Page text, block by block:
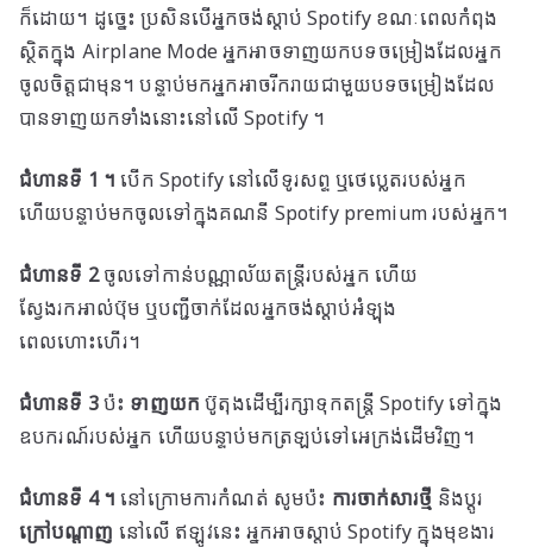
ក៏ដោយ។ ដូច្នេះ ប្រសិនបើអ្នកចង់ស្តាប់ Spotify ខណៈពេលកំពុង
ស្ថិតក្នុង Airplane Mode អ្នកអាចទាញយកបទចម្រៀងដែលអ្នក
ចូលចិត្តជាមុន។ បន្ទាប់មកអ្នកអាចរីករាយជាមួយបទចម្រៀងដែល
បានទាញយកទាំងនោះនៅលើ Spotify ។
ជំហានទី 1 ។ បើក Spotify នៅលើទូរសព្ទ ឬថេប្លេតរបស់អ្នក
ហើយបន្ទាប់មកចូលទៅក្នុងគណនី Spotify premium របស់អ្នក។
ជំហានទី 2ចូលទៅកាន់បណ្ណាល័យតន្ត្រីរបស់អ្នក ហើយ
ស្វែងរកអាល់ប៊ុម ឬបញ្ជីចាក់ដែលអ្នកចង់ស្តាប់អំឡុង
ពេលហោះហើរ។
ជំហានទី 3ប៉ះ ទាញយក ប៊ូតុងដើម្បីរក្សាទុកតន្ត្រី Spotify ទៅក្នុង
ឧបករណ៍របស់អ្នក ហើយបន្ទាប់មកត្រឡប់ទៅអេក្រង់ដើមវិញ។
ជំហានទី 4 ។ នៅក្រោមការកំណត់ សូមប៉ះ ការចាក់សារថ្មី និងប្តូរ
ក្រៅបណ្តាញ នៅលើ ឥឡូវ​នេះ អ្នក​អាច​ស្តាប់ Spotify ក្នុង​មុខងារ​